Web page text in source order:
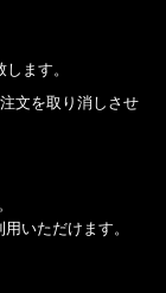
ます。
文を取り消しさせ
いただけます。